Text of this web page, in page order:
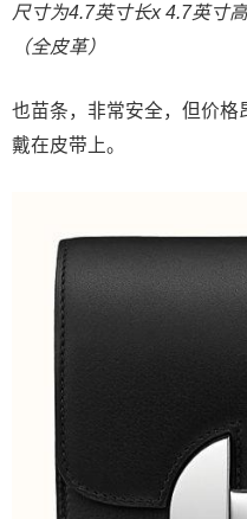
尺寸为4.7英寸长x 4.7英寸
（全皮革）
也苗条，非常安全，但价格
戴在皮带上。